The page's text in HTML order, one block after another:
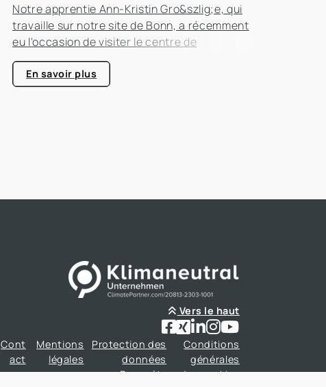
Notre apprentie Ann-Kristin Gro&szlig;e, qui
travaille sur notre site de Bonn, a récemment
eu l'occasion de visiter le centre de
compétence énergétique de Kerpen-Horrem
avec sa classe. Cette excursion passionnante
était entièrement consacrée à l'efficacité
En savoir plus
Vers le haut
Cont
act
Mentions
légales
Protection des
données
Conditions
générales
Paramètres des cookies